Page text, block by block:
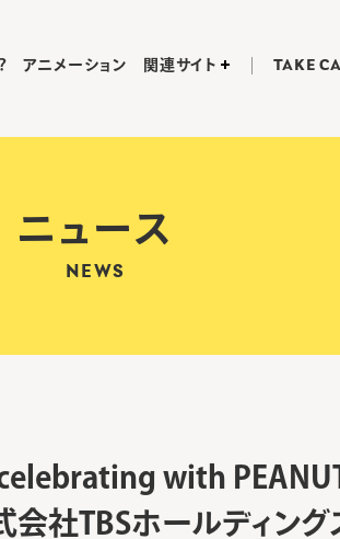
アニメーション 関連サイト TAKE
ニュース
NEWS
with
会社TBSホールディング